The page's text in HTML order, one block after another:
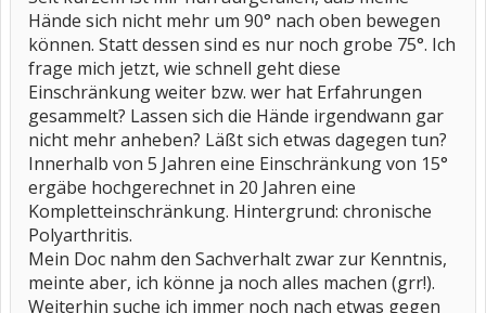
Hände sich nicht mehr um 90° nach oben bewegen
können. Statt dessen sind es nur noch grobe 75°. Ich
frage mich jetzt, wie schnell geht diese
Einschränkung weiter bzw. wer hat Erfahrungen
gesammelt? Lassen sich die Hände irgendwann gar
nicht mehr anheben? Läßt sich etwas dagegen tun?
Innerhalb von 5 Jahren eine Einschränkung von 15°
ergäbe hochgerechnet in 20 Jahren eine
Kompletteinschränkung. Hintergrund: chronische
Polyarthritis.
Mein Doc nahm den Sachverhalt zwar zur Kenntnis,
meinte aber, ich könne ja noch alles machen (grr!).
Weiterhin suche ich immer noch nach etwas gegen